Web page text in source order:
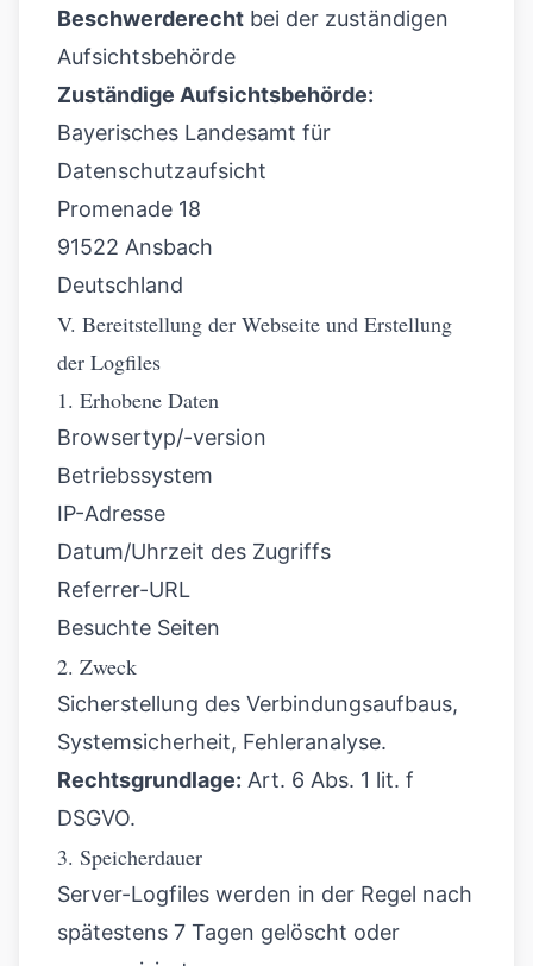
Beschwerderecht bei der zuständigen
Aufsichtsbehörde
Zuständige Aufsichtsbehörde:
Bayerisches Landesamt für
Datenschutzaufsicht
Promenade 18
91522 Ansbach
Deutschland
V. Bereitstellung der Webseite und Erstellung
der Logfiles
1. Erhobene Daten
Browsertyp/-version
Betriebssystem
IP-Adresse
Datum/Uhrzeit des Zugriffs
Referrer-URL
Besuchte Seiten
2. Zweck
Sicherstellung des Verbindungsaufbaus,
Systemsicherheit, Fehleranalyse.
Rechtsgrundlage: Art. 6 Abs. 1 lit. f
DSGVO.
3. Speicherdauer
Server-Logfiles werden in der Regel nach
spätestens 7 Tagen gelöscht oder